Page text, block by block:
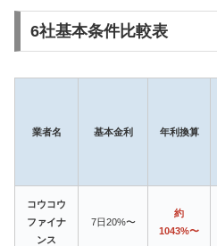
6社基本条件比較表
業者名 基本金利 年利換算
コウコウ
ファイナ
ンス
7日20%〜
約
1043%〜